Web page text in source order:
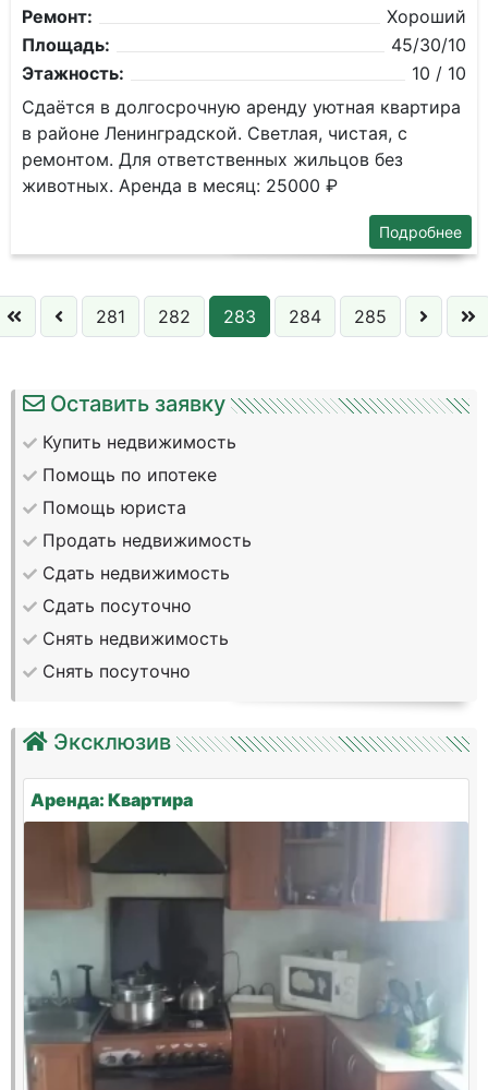
Ремонт:
Хороший
Площадь:
45/30/10
Этажность:
10 / 10
Сдаётся в долгосрочную аренду уютная квартира
в районе Ленинградской. Светлая, чистая, с
ремонтом. Для ответственных жильцов без
животных. Аренда в месяц: 25000 ₽
Подробнее
281 282 283 284 285
Оставить заявку
Купить недвижимость
Помощь по ипотеке
Помощь юриста
Продать недвижимость
Сдать недвижимость
Сдать посуточно
Снять недвижимость
Снять посуточно
Эксклюзив
Аренда: Квартира